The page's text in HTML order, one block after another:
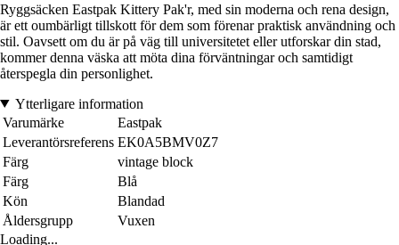
Ryggsäcken Eastpak Kittery Pak'r, med sin moderna och rena design,
är ett oumbärligt tillskott för dem som förenar praktisk användning och
stil. Oavsett om du är på väg till universitetet eller utforskar din stad,
kommer denna väska att möta dina förväntningar och samtidigt
återspegla din personlighet.
Ytterligare information
Varumärke
Eastpak
Leverantörsreferens EK0A5BMV0Z7
Färg
vintage block
Färg
Blå
Kön
Blandad
Åldersgrupp
Vuxen
Loading...